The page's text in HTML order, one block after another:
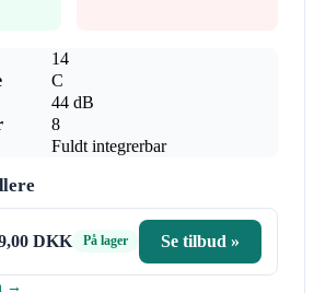
14
C
44 dB
8
Fuldt integrerbar
DKK På lager Se tilbud »
→